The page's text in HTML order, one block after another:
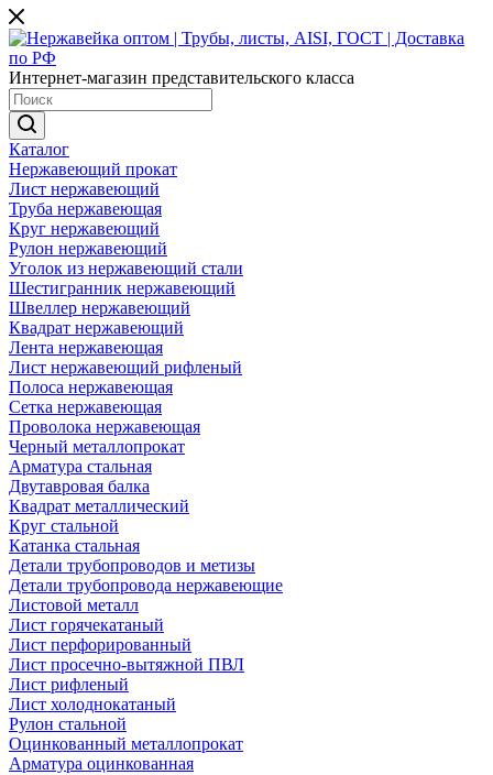
Интернет-магазин представительского класса
Каталог
Нержавеющий прокат
Лист нержавеющий
Труба нержавеющая
Круг нержавеющий
Рулон нержавеющий
Уголок из нержавеющий стали
Шестигранник нержавеющий
Швеллер нержавеющий
Квадрат нержавеющий
Лента нержавеющая
Лист нержавеющий рифленый
Полоса нержавеющая
Сетка нержавеющая
Проволока нержавеющая
Черный металлопрокат
Арматура стальная
Двутавровая балка
Квадрат металлический
Круг стальной
Катанка стальная
Детали трубопроводов и метизы
Детали трубопровода нержавеющие
Листовой металл
Лист горячекатаный
Лист перфорированный
Лист просечно-вытяжной ПВЛ
Лист рифленый
Лист холоднокатаный
Рулон стальной
Оцинкованный металлопрокат
Арматура оцинкованная